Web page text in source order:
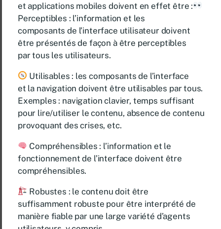
et applications mobiles doivent en effet être :
Perceptibles : l’information et les
composants de l’interface utilisateur doivent
être présentés de façon à être perceptibles
par tous les utilisateurs.
Utilisables : les composants de l’interface
et la navigation doivent être utilisables par tous.
Exemples : navigation clavier, temps suffisant
pour lire/utiliser le contenu, absence de contenu
provoquant des crises, etc.
Compréhensibles : l’information et le
fonctionnement de l’interface doivent être
compréhensibles.
Robustes : le contenu doit être
suffisamment robuste pour être interprété de
manière fiable par une large variété d’agents